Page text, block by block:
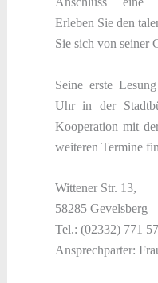
Erleben Sie den
Sie sich von seiner
Seine erste
Uhr in der
Kooperation mit
weiteren Termine
Wittener Str. 13,
58285 Gevelsberg
Tel.: (02332) 771
Ansprechparter: